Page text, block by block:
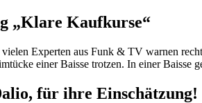
„Klare Kaufkurse“
Experten aus Funk & TV warnen
einer Baisse trotzen. In einer Baisse
für ihre Einschätzung!